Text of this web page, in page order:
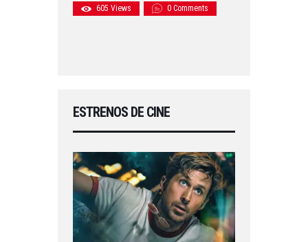
605 Views 0 Comments
ESTRENOS DE CINE